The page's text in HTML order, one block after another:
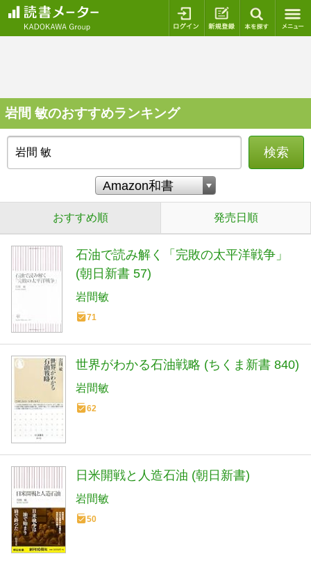
ログイン 新規登録
岩間 敏のおすすめランキング
検索
おすすめ順 発売日順
石油で読み解く「完敗の太平洋戦争」
(朝日新書 57)
岩間敏
71
世界がわかる石油戦略 (ちくま新書 840)
岩間敏
62
日米開戦と人造石油 (朝日新書)
岩間敏
50